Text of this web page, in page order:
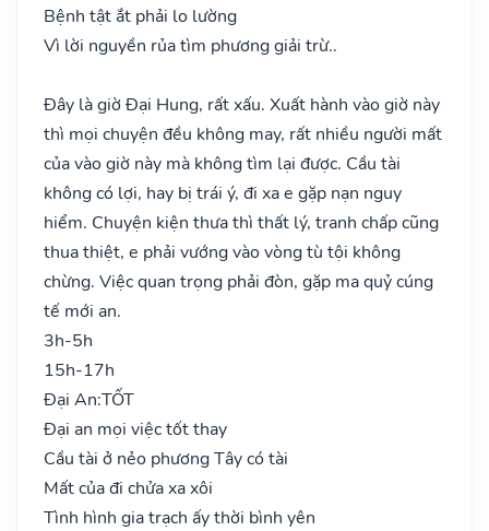
Bệnh tật ắt phải lo lường
Vì lời nguyền rủa tìm phương giải trừ..
Đây là giờ Đại Hung, rất xấu. Xuất hành vào giờ này
thì mọi chuyện đều không may, rất nhiều người mất
của vào giờ này mà không tìm lại được. Cầu tài
không có lợi, hay bị trái ý, đi xa e gặp nạn nguy
hiểm. Chuyện kiện thưa thì thất lý, tranh chấp cũng
thua thiệt, e phải vướng vào vòng tù tội không
chừng. Việc quan trọng phải đòn, gặp ma quỷ cúng
tế mới an.
3h-5h
15h-17h
Đại An:TỐT
Đại an mọi việc tốt thay
Cầu tài ở nẻo phương Tây có tài
Mất của đi chửa xa xôi
Tình hình gia trạch ấy thời bình yên